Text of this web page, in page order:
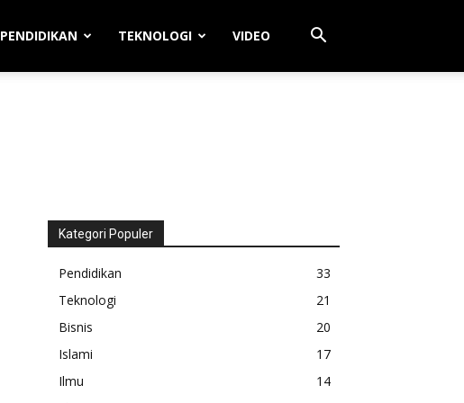
PENDIDIKAN TEKNOLOGI VIDEO
Kategori Populer
Pendidikan
33
Teknologi
21
Bisnis
20
Islami
17
Ilmu
14